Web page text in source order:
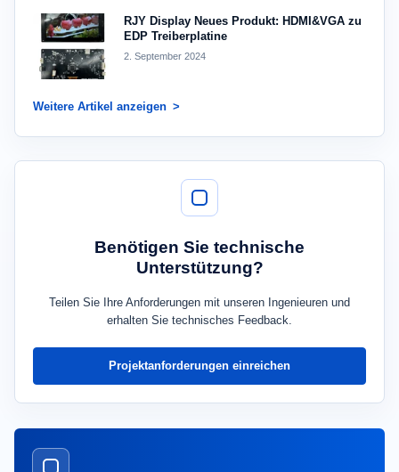
RJY Display Neues Produkt: HDMI&VGA zu
EDP Treiberplatine
2. September 2024
Weitere Artikel anzeigen
Benötigen Sie technische
Unterstützung?
Teilen Sie Ihre Anforderungen mit unseren Ingenieuren und
erhalten Sie technisches Feedback.
Projektanforderungen einreichen